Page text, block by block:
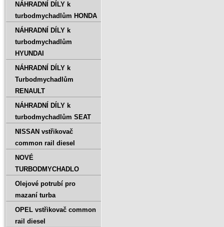
NÁHRADNÍ DÍLY k
turbodmychadlům HONDA
NÁHRADNÍ DÍLY k
turbodmychadlům
HYUNDAI
NÁHRADNÍ DÍLY k
Turbodmychadlům
RENAULT
NÁHRADNÍ DÍLY k
turbodmychadlům SEAT
NISSAN vstřikovač
common rail diesel
NOVÉ
TURBODMYCHADLO
Olejové potrubí pro
mazaní turba
OPEL vstřikovač common
rail diesel